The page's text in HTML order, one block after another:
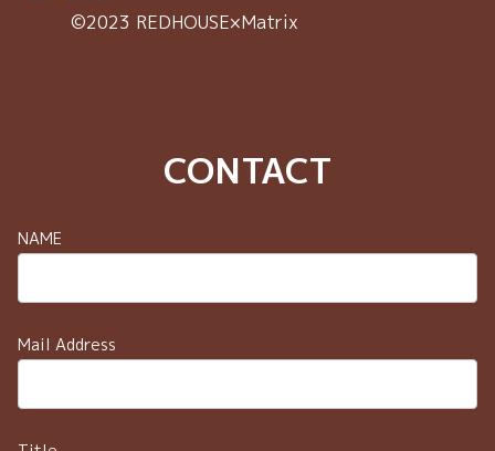
©2023 REDHOUSE×Matrix
CONTACT
NAME
Mail Address